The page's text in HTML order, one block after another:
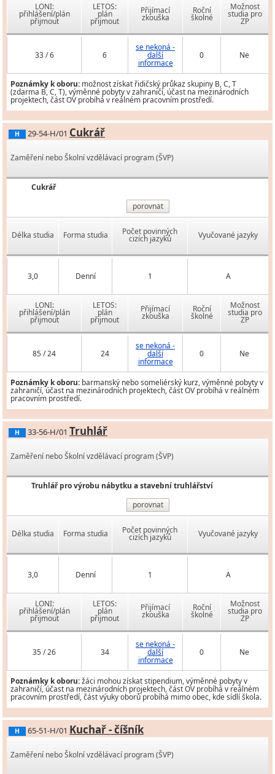
LONI:
přihlášení/plán
přijmout
LETOS:
plán
přijmout
Přijímací
zkouška
Roční
školné
Možnost
studia pro
ZP
33 / 6 6
se nekoná -
další
informace
0 Ne
Poznámky k oboru: možnost získat řidičský průkaz skupiny B, C, T
(zdarma B, C, T), výměnné pobyty v zahraničí, účast na mezinárodních
projektech, část OV probíhá v reálném pracovním prostředí.
H 29-54-H/01 Cukrář
Zaměření nebo Školní vzdělávací program (ŠVP)
Cukrář
porovnat
Délka studia Forma studia Počet povinných
cizích jazyků Vyučované jazyky
3,0 Denní 1 A
LONI:
přihlášení/plán
přijmout
LETOS:
plán
přijmout
Přijímací
zkouška
Roční
školné
Možnost
studia pro
ZP
85 / 24 24
se nekoná -
další
informace
0 Ne
Poznámky k oboru: barmanský nebo someliérský kurz, výměnné pobyty v
zahraničí, účast na mezinárodních projektech, část OV probíhá v reálném
pracovním prostředí.
H 33-56-H/01 Truhlář
Zaměření nebo Školní vzdělávací program (ŠVP)
Truhlář pro výrobu nábytku a stavební truhlářství
porovnat
Délka studia Forma studia Počet povinných
cizích jazyků Vyučované jazyky
3,0 Denní 1 A
LONI:
přihlášení/plán
přijmout
LETOS:
plán
přijmout
Přijímací
zkouška
Roční
školné
Možnost
studia pro
ZP
35 / 26 34
se nekoná -
další
informace
0 Ne
Poznámky k oboru:žáci mohou získat stipendium, výměnné pobyty v
zahraničí, účast na mezinárodních projektech, část OV probíhá v reálném
pracovním prostředí, část výuky oborů probíhá mimo obec, kde sídlí škola.
H 65-51-H/01 Kuchař - číšník
Zaměření nebo Školní vzdělávací program (ŠVP)